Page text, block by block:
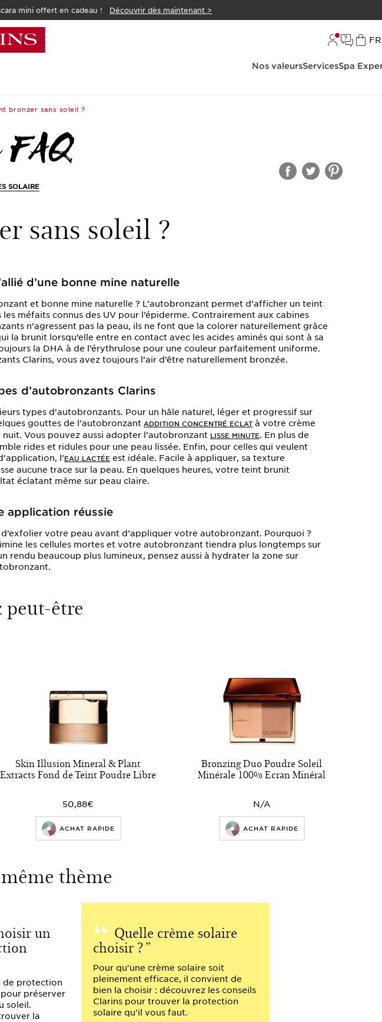
mini offert en cadeau !
Découvrir dès maintenant >
FR
Nos valeursServicesSpa
bronzer sans soleil ?
SOLAIRE
sans soleil ?
d’une bonne mine naturelle
et bonne mine naturelle ? L’autobronzant permet d’afficher un teint
les méfaits connus des UV pour l’épiderme. Contrairement aux cabines
n’agressent pas la peau, ils ne font que la colorer naturellement grâce
la brunit lorsqu’elle entre en contact avec les acides aminés qui sont à sa
la DHA à de l’érythrulose pour une couleur parfaitement uniforme.
Clarins, vous avez toujours l’air d’être naturellement bronzée.
d’autobronzants Clarins
types d’autobronzants. Pour un hâle naturel, léger et progressif sur
gouttes de l’autobronzant ADDITION CONCENTRÉ ECLAT à votre crème
Vous pouvez aussi adopter l’autobronzant LISSE MINUTE. En plus de
rides et ridules pour une peau lissée. Enfin, pour celles qui veulent
l’EAU LACTÉE est idéale. Facile à appliquer, sa texture
aucune trace sur la peau. En quelques heures, votre teint brunit
éclatant même sur peau claire.
application réussie
votre peau avant d’appliquer votre autobronzant. Pourquoi ?
les cellules mortes et votre autobronzant tiendra plus longtemps sur
rendu beaucoup plus lumineux, pensez aussi à hydrater la zone sur
peut-être
Skin Illusion Mineral & Plant
Extracts Fond de Teint Poudre Libre
50,88€
ACHAT RAPIDE
Bronzing Duo Poudre Soleil
Minérale 100% Ecran Minéral
N/A
ACHAT RAPIDE
thème
un
de protection
préserver
soleil.
la
Quelle crème solaire
choisir ?
Pour qu'une crème solaire soit
pleinement efficace, il convient de
bien la choisir : découvrez les conseils
Clarins pour trouver la protection
solaire qu'il vous faut.